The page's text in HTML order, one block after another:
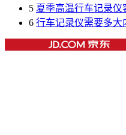
5 夏季高温行车记录
6 行车记录仪需要多大